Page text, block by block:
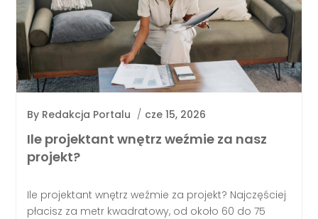
By Redakcja Portalu / cze 15, 2026
Ile projektant wnętrz weźmie za nasz
projekt?
Ile projektant wnętrz weźmie za projekt? Najczęściej
płacisz za metr kwadratowy, od około 60 do 75